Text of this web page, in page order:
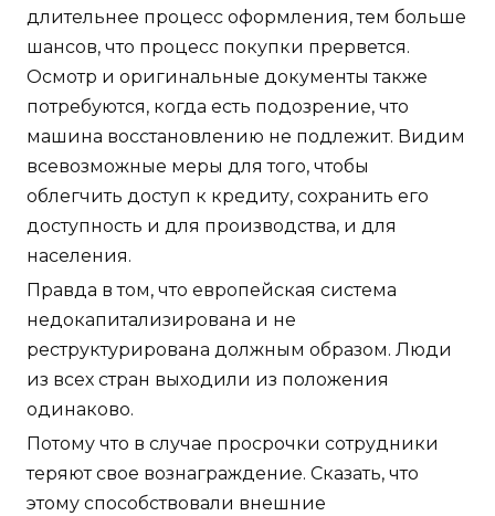
длительнее процесс оформления, тем больше
шансов, что процесс покупки прервется.
Осмотр и оригинальные документы также
потребуются, когда есть подозрение, что
машина восстановлению не подлежит. Видим
всевозможные меры для того, чтобы
облегчить доступ к кредиту, сохранить его
доступность и для производства, и для
населения.
Правда в том, что европейская система
недокапитализирована и не
реструктурирована должным образом. Люди
из всех стран выходили из положения
одинаково.
Потому что в случае просрочки сотрудники
теряют свое вознаграждение. Сказать, что
этому способствовали внешние